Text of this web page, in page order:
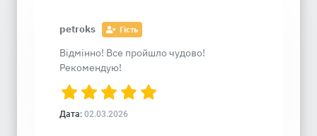
petroks Гість
Відмінно! Все пройшло чудово!
Рекомендую!
Дата: 02.03.2026